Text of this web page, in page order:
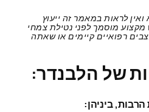
ואין לראות במאמר זה ייעוץ
מוסמך לפני נטילת צמחי
רפואיים קיימים או שאתה
של הלבנדר:
הרבות, ביניהן: